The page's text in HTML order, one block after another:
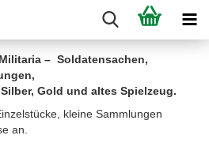
– Soldatensachen,
Gold und altes Spielzeug.
kleine Sammlungen
an.